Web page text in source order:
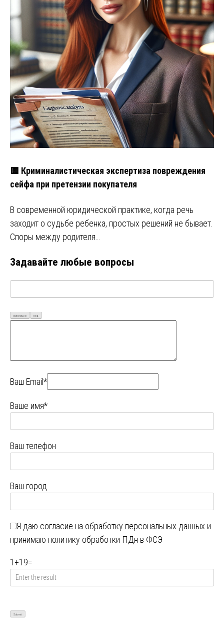
🟨 Криминалистическая экспертиза повреждения
сейфа при претензии покупателя
В современной юридической практике, когда речь
заходит о судьбе ребенка, простых решений не бывает.
Споры между родителя…
Задавайте любые вопросы
Визуально Код
Ваш Email*
Ваше имя*
Ваш телефон
Ваш город
Я даю согласие на обработку персональных данных и
принимаю политику обработки ПДн в ФСЭ
1 +19=